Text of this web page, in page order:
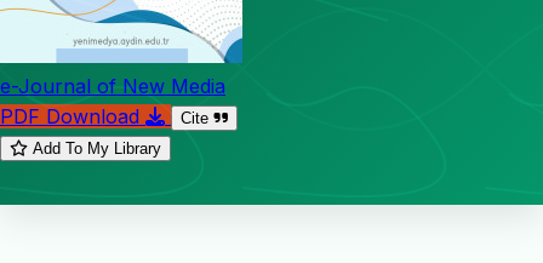
e-Journal of New Media
PDF Download
Cite
Add To My Library